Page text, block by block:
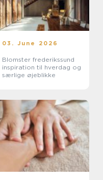
03. June 2026
Blomster frederikssund
inspiration til hverdag og
særlige øjeblikke